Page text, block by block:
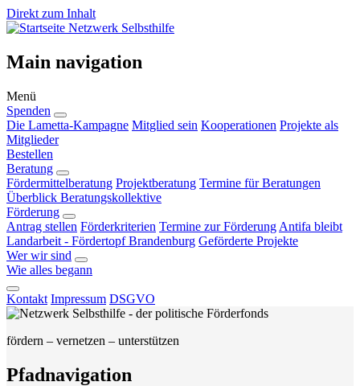
Direkt zum Inhalt
Netzwerk Selbsthilfe
Main navigation
Menü
Spenden
Die Lametta-Kampagne Mitglied sein Kooperationen Projekte als
Mitglieder
Bestellen
Beratung
Fördermittelberatung Projektberatung Termine für Beratungen
Überblick Beratungskollektive
Förderung
Antrag stellen Förderkriterien Termine zur Förderung Antifa bleibt
Landarbeit - Fördertopf Brandenburg Geförderte Projekte
Wer wir sind
Wie alles begann
Kontakt Impressum DSGVO
fördern – vernetzen – unterstützen
Pfadnavigation